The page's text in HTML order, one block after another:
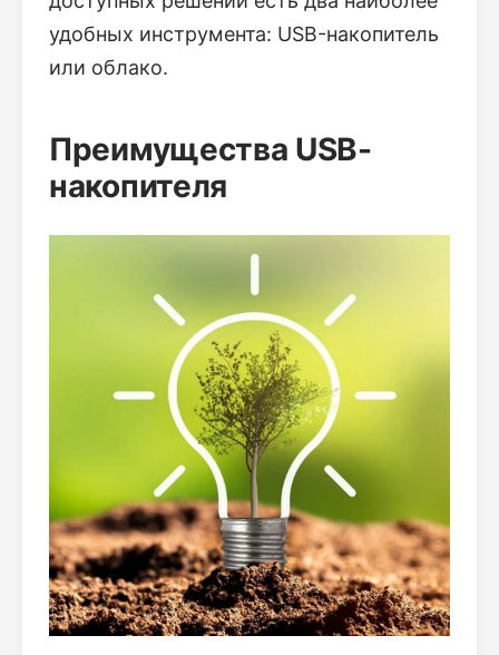
удобных инструмента: USB-накопитель
или облако.
Преимущества USB-
накопителя